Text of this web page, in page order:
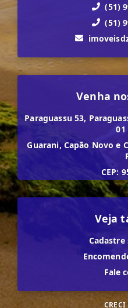
(51)
(51)
Venha
Paraguassu 53,
01
Guarani, Capão Novo e
CEP:
Veja
Fale
CRECI